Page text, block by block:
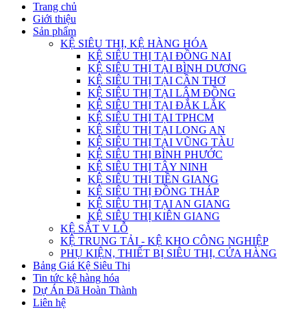
Trang chủ
Giới thiệu
Sản phẩm
KỆ SIÊU THỊ, KỆ HÀNG HÓA
KỆ SIÊU THỊ TẠI ĐỒNG NAI
KỆ SIÊU THỊ TẠI BÌNH DƯƠNG
KỆ SIÊU THỊ TẠI CẦN THƠ
KỆ SIÊU THỊ TẠI LÂM ĐỒNG
KỆ SIÊU THỊ TẠI ĐẮK LẮK
KỆ SIÊU THỊ TẠI TPHCM
KỆ SIÊU THỊ TẠI LONG AN
KỆ SIÊU THỊ TẠI VŨNG TÀU
KỆ SIÊU THỊ BÌNH PHƯỚC
KỆ SIÊU THỊ TÂY NINH
KỆ SIÊU THỊ TIỀN GIANG
KỆ SIÊU THỊ ĐỒNG THÁP
KỆ SIÊU THỊ TẠI AN GIANG
KỆ SIÊU THỊ KIÊN GIANG
KỆ SẮT V LỖ
KỆ TRUNG TẢI - KỆ KHO CÔNG NGHIỆP
PHỤ KIỆN, THIẾT BỊ SIÊU THỊ, CỬA HÀNG
Bảng Giá Kệ Siêu Thị
Tin tức kệ hàng hóa
Dự Án Đã Hoàn Thành
Liên hệ